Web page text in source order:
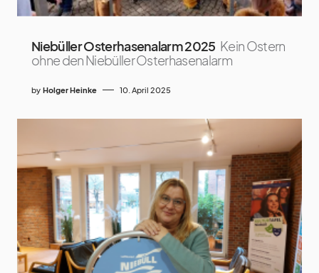
Niebüller Osterhasenalarm 2025 Kein Ostern
ohne den Niebüller Osterhasenalarm
by Holger Heinke 10. April 2025